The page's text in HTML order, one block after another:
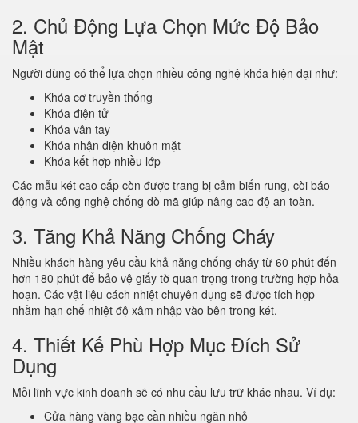
2. Chủ Động Lựa Chọn Mức Độ Bảo
Mật
Người dùng có thể lựa chọn nhiều công nghệ khóa hiện đại như:
Khóa cơ truyền thống
Khóa điện tử
Khóa vân tay
Khóa nhận diện khuôn mặt
Khóa kết hợp nhiều lớp
Các mẫu két cao cấp còn được trang bị cảm biến rung, còi báo
động và công nghệ chống dò mã giúp nâng cao độ an toàn.
3. Tăng Khả Năng Chống Cháy
Nhiều khách hàng yêu cầu khả năng chống cháy từ 60 phút đến
hơn 180 phút để bảo vệ giấy tờ quan trọng trong trường hợp hỏa
hoạn. Các vật liệu cách nhiệt chuyên dụng sẽ được tích hợp
nhằm hạn chế nhiệt độ xâm nhập vào bên trong két.
4. Thiết Kế Phù Hợp Mục Đích Sử
Dụng
Mỗi lĩnh vực kinh doanh sẽ có nhu cầu lưu trữ khác nhau. Ví dụ:
Cửa hàng vàng bạc cần nhiều ngăn nhỏ